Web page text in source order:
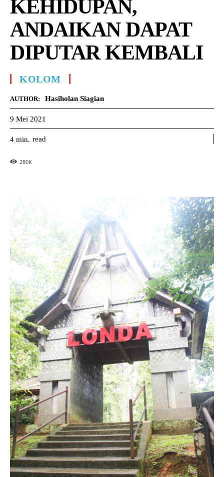
KEHIDUPAN,
ANDAIKAN DAPAT
DIPUTAR KEMBALI
KOLOM
AUTHOR: Hasiholan Siagian
9 Mei 2021
4 min. read
280K